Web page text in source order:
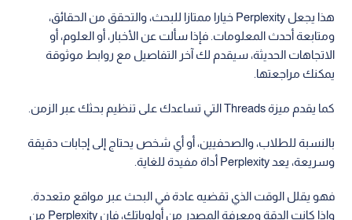
هذا يجعل Perplexity خيارا ممتازا للبحث، والتحقق من الحقائق،
ومتابعة أحدث المعلومات. فإذا سألت عن الأخبار، أو العلوم، أو
الاتجاهات الحديثة، سيقدم لك آخر التفاصيل مع روابط موثوقة
يمكنك مراجعتها.
كما يقدم ميزة Threads التي تساعدك على تنظيم بحثك عبر الزمن.
بالنسبة للطلاب، والصحفيين، أو أي شخص يحتاج إلى إجابات دقيقة
وسريعة، يعد Perplexity أداة مفيدة للغاية.
فهو يقلل الوقت الذي تقضيه عادة في البحث عبر مواقع متعددة.
وإذا كانت الدقة ومعرفة المصدر من أولوياتك، فإن Perplexity من